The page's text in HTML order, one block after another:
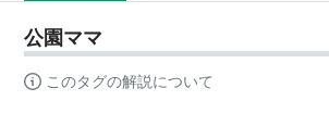
公園ママ
このタグの解説について